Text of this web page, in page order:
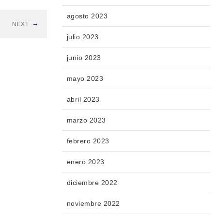
NEXT
agosto 2023
julio 2023
junio 2023
mayo 2023
abril 2023
marzo 2023
febrero 2023
enero 2023
diciembre 2022
noviembre 2022